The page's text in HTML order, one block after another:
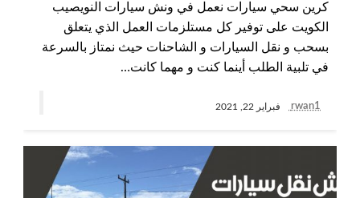
كرين سحي سيارات نعمل في ونش سيارات النويصيب
الكويت على توفير كل مستلزمات العمل الذي يتعلق
بسحب و نقل السيارات و الشاحنات حيث نمتاز بالسرعة
في تلبية الطلب أينما كنت و مهما كانت…
rwan1 فبراير 22, 2021